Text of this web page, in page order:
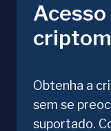
Acesso
Obtenha a
sem se
suportado.